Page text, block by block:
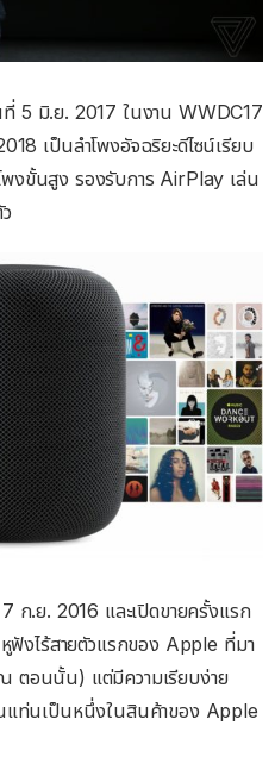
ที่ 5 มิ.ย. 2017 ในงาน WWDC17
เป็นลำโพงอัจฉริยะดีไซน์เรียบ
งขั้นสูง รองรับการ AirPlay เล่น
ก.ย. 2016 และเปิดขายครั้งแรก
ฟังไร้สายตัวแรกของ Apple ที่มา
ตอนนั้น) แต่มีความเรียบง่าย
แท่นเป็นหนึ่งในสินค้าของ Apple